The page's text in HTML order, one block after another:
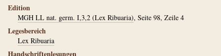
Edition
MGH LL nat. germ. I,3,2 (Lex Ribuaria), Seite 98, Zeile 4
Legesbereich
Lex Ribuaria
Handschriftenlesungen